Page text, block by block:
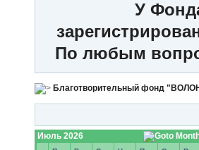
У
По любым
Благотворительный фонд
Июль 2026